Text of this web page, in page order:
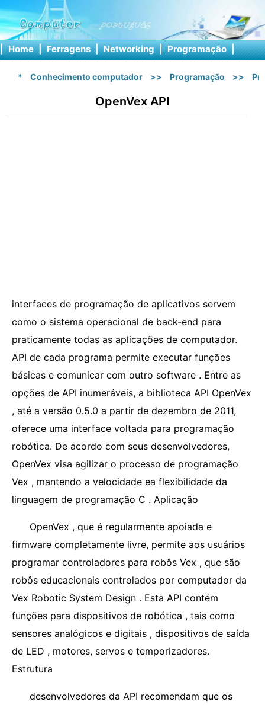
| Home | Ferragens | Networking | Programação |
* Conhecimento computador >> Programação >>
OpenVex API
interfaces de programação de aplicativos servem
como o sistema operacional de back-end para
praticamente todas as aplicações de computador.
API de cada programa permite executar funções
básicas e comunicar com outro software . Entre as
opções de API inumeráveis, a biblioteca API OpenVex
, até a versão 0.5.0 a partir de dezembro de 2011,
oferece uma interface voltada para programação
robótica. De acordo com seus desenvolvedores,
OpenVex visa agilizar o processo de programação
Vex , mantendo a velocidade ea flexibilidade da
linguagem de programação C . Aplicação
OpenVex , que é regularmente apoiada e
firmware completamente livre, permite aos usuários
programar controladores para robôs Vex , que são
robôs educacionais controlados por computador da
Vex Robotic System Design . Esta API contém
funções para dispositivos de robótica , tais como
sensores analógicos e digitais , dispositivos de saída
de LED , motores, servos e temporizadores.
Estrutura
desenvolvedores da API recomendam que os